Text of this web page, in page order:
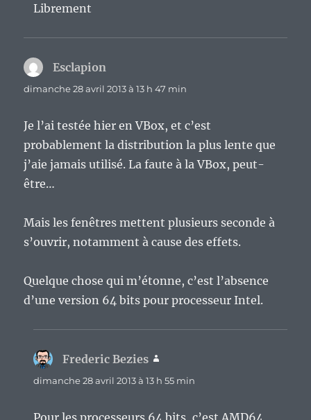
Librement
Esclapion
dimanche 28 avril 2013 à 13 h 47 min
Je l’ai testée hier en VBox, et c’est
probablement la distribution la plus lente que
j’aie jamais utilisé. La faute à la VBox, peut-
être…
Mais les fenêtres mettent plusieurs seconde à
s’ouvrir, notamment à cause des effets.
Quelque chose qui m’étonne, c’est l’absence
d’une version 64 bits pour processeur Intel.
Frederic Bezies
dimanche 28 avril 2013 à 13 h 55 min